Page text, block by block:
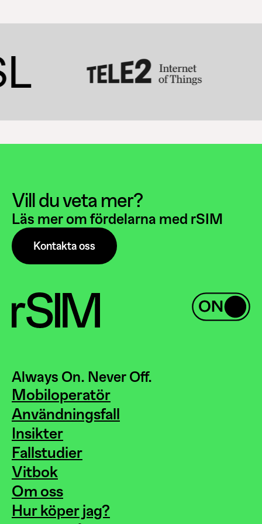
Vill du veta mer?
Läs mer om fördelarna med rSIM
Kontakta oss
Always On. Never Off.
Mobiloperatör
Användningsfall
Insikter
Fallstudier
Vitbok
Om oss
Hur köper jag?